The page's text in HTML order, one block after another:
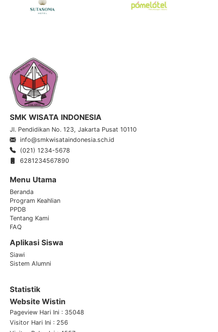
SMK WISATA INDONESIA
Jl. Pendidikan No. 123, Jakarta Pusat 10110
info@smkwisataindonesia.sch.id
(021) 1234-5678
6281234567890
Menu Utama
Beranda
Program Keahlian
PPDB
Tentang Kami
FAQ
Aplikasi Siswa
Siawi
Sistem Alumni
Statistik
Website Wistin
Pageview Hari Ini : 35048
Visitor Hari Ini : 256